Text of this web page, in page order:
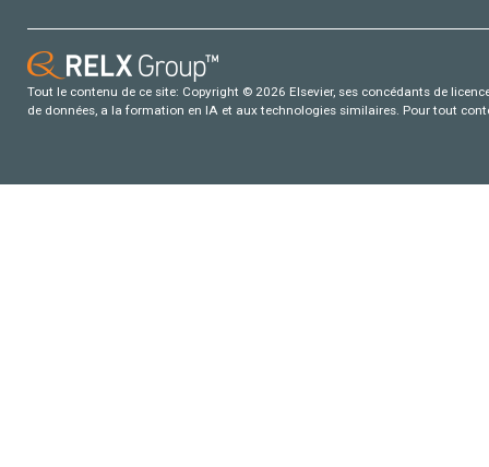
Tout le contenu de ce site: Copyright © 2026 Elsevier, ses concédants de
de données, a la formation en IA et aux technologies similaires. Pour tout